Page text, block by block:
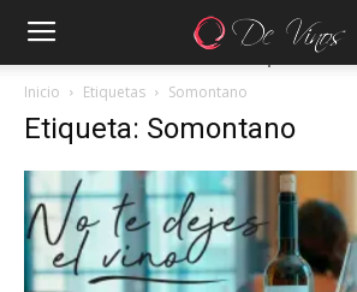
Inicio Etiquetas Somontano
Etiqueta: Somontano